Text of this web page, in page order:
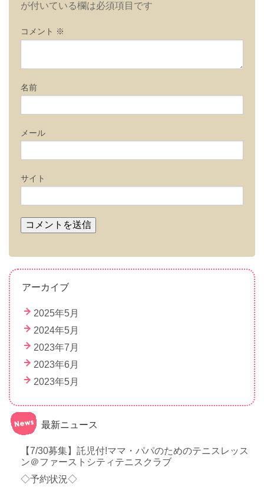
シ
ョ
ン
が付いている欄は必須項目です
コメント ※
名前
メール
サイト
アーカイブ
2025年5月
2024年5月
2023年7月
2023年6月
2023年5月
最新ニュース
【7/30募集】託児付!ママ・パパのためのテニスレッス
ン＠ファーストシティテニスクラブ
◇予約状況◇